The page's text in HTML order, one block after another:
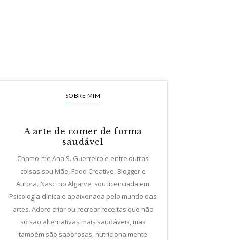
SOBRE MIM
A arte de comer de forma
saudável
Chamo-me Ana S. Guerreiro e entre outras
coisas sou Mãe, Food Creative, Blogger e
Autora. Nasci no Algarve, sou licenciada em
Psicologia clínica e apaixonada pelo mundo das
artes. Adoro criar ou recrear receitas que não
só são alternativas mais saudáveis, mas
também são saborosas, nutricionalmente